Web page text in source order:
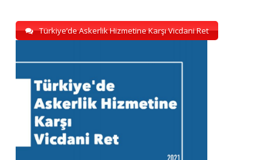
Türkiye’de Askerlik Hizmetine Karşı Vicdani Ret